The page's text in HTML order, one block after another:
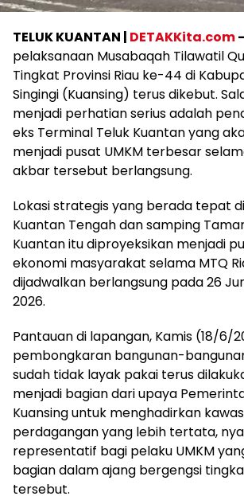
TELUK KUANTAN | DETAKKita.com
pelaksanaan Musabaqah Tilawatil
Tingkat Provinsi Riau ke-44 di
Singingi (Kuansing) terus dikebut.
menjadi perhatian serius adalah
eks Terminal Teluk Kuantan yang
menjadi pusat UMKM terbesar
akbar tersebut berlangsung.
Lokasi strategis yang berada tepat
Kuantan Tengah dan samping
Kuantan itu diproyeksikan menjadi
ekonomi masyarakat selama MTQ
dijadwalkan berlangsung pada 26
2026.
Pantauan di lapangan, Kamis (18/6/
pembongkaran bangunan-
sudah tidak layak pakai terus
menjadi bagian dari upaya
Kuansing untuk menghadirkan
perdagangan yang lebih tertata,
representatif bagi pelaku UMKM
bagian dalam ajang bergengsi
tersebut.